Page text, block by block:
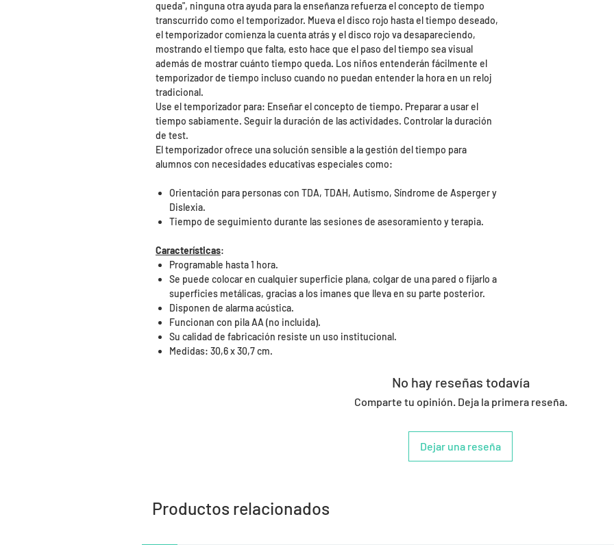
queda", ninguna otra ayuda para la enseñanza refuerza el concepto de tiempo
transcurrido como el temporizador. Mueva el disco rojo hasta el tiempo deseado,
el temporizador comienza la cuenta atrás y el disco rojo va desapareciendo,
mostrando el tiempo que falta, esto hace que el paso del tiempo sea visual
además de mostrar cuánto tiempo queda. Los niños entenderán fácilmente el
temporizador de tiempo incluso cuando no puedan entender la hora en un reloj
tradicional.
Use el temporizador para: Enseñar el concepto de tiempo. Preparar a usar el
tiempo sabiamente. Seguir la duración de las actividades. Controlar la duración
de test.
El temporizador ofrece una solución sensible a la gestión del tiempo para
alumnos con necesidades educativas especiales como:
Orientación para personas con TDA, TDAH, Autismo, Síndrome de Asperger y
Dislexia.
Tiempo de seguimiento durante las sesiones de asesoramiento y terapia.
Características:
Programable hasta 1 hora.
Se puede colocar en cualquier superficie plana, colgar de una pared o fijarlo a
superficies metálicas, gracias a los imanes que lleva en su parte posterior.
Disponen de alarma acústica.
Funcionan con pila AA (no incluida).
Su calidad de fabricación resiste un uso institucional.
Medidas: 30,6 x 30,7 cm.
No hay reseñas todavía
Comparte tu opinión. Deja la primera reseña.
Dejar una reseña
Productos relacionados